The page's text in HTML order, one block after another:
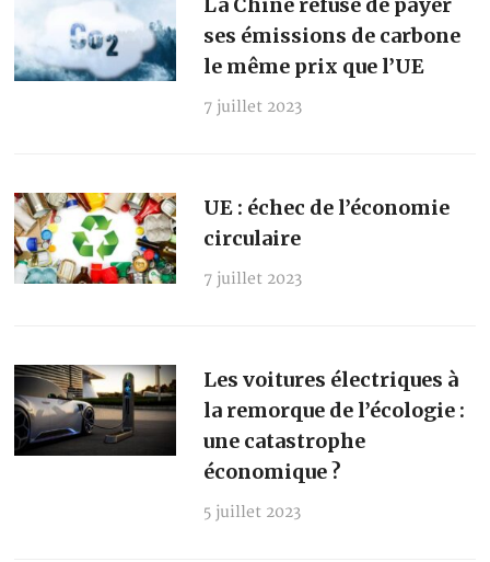
La Chine refuse de payer
ses émissions de carbone
le même prix que l’UE
7 juillet 2023
UE : échec de l’économie
circulaire
7 juillet 2023
Les voitures électriques à
la remorque de l’écologie :
une catastrophe
économique ?
5 juillet 2023